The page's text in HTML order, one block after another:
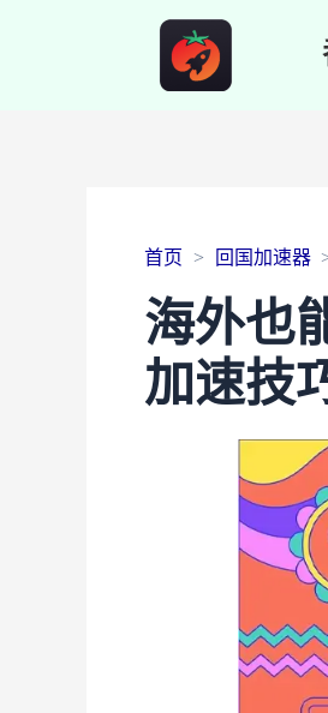
首页 回国加速器
海外也
加速技